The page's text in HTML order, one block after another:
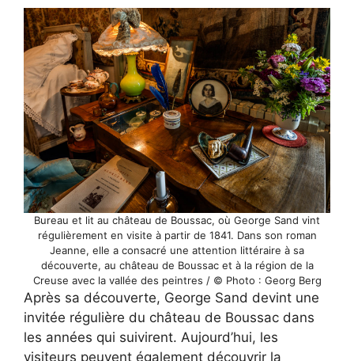
Bureau et lit au château de Boussac, où George Sand vint
régulièrement en visite à partir de 1841. Dans son roman
Jeanne, elle a consacré une attention littéraire à sa
découverte, au château de Boussac et à la région de la
Creuse avec la vallée des peintres / © Photo : Georg Berg
Après sa découverte, George Sand devint une
invitée régulière du château de Boussac dans
les années qui suivirent. Aujourd’hui, les
visiteurs peuvent également découvrir la